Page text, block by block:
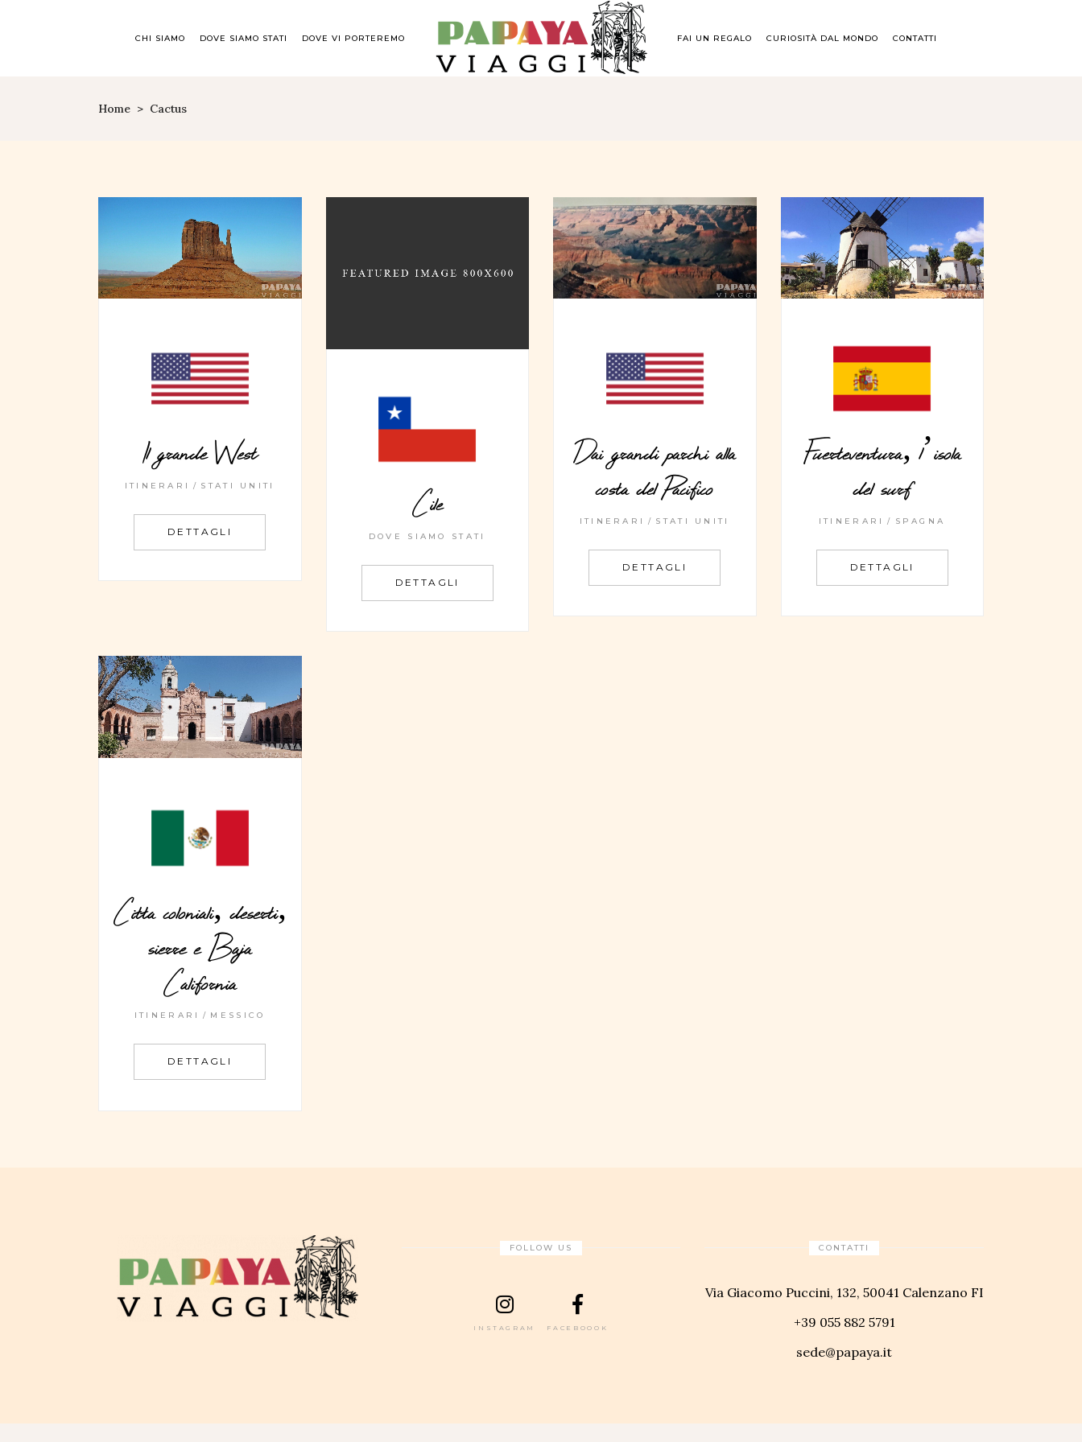
CHI SIAMO DOVE SIAMO STATI DOVE VI PORTEREMO FAI UN REGALO CURIOSITÀ DAL MONDO CONTATTI
Home > Cactus
Il grande West
ITINERARI STATI UNITI
DETTAGLI
Cile
DOVE SIAMO STATI
DETTAGLI
Dai grandi parchi alla
costa del Pacifico
ITINERARI STATI UNITI
DETTAGLI
Fuerteventura, l’isola
del surf
ITINERARI SPAGNA
DETTAGLI
Citta coloniali, deserti,
sierre e Baja
California
ITINERARI MESSICO
DETTAGLI
FOLLOW US
INSTAGRAM FACEBOOOK
CONTATTI
Via Giacomo Puccini, 132, 50041 Calenzano FI
+39 055 882 5791
sede@papaya.it